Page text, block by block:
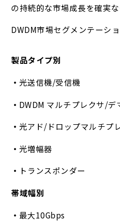
の持続的な市場成長を確実な
DWDM市場セグメンテーシ
製品タイプ別
光送信機/受信機
DWDM マルチプレクサ/
光アド/ドロップマルチプ
光増幅器
トランスポンダー
帯域幅別
最大10Gbps